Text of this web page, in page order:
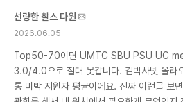
선량한 찰스 다윈
2026.06.05
Top50-70이면 UMTC SBU PSU UC
3.0/4.0으로 절대 못갑니다. 김박사넷 올라
통 미박 지원자 평균이에요. 진짜 이런글 보